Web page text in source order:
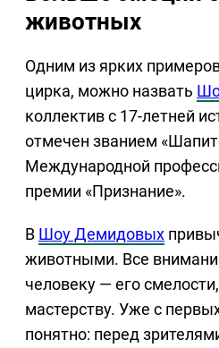
животных
Одним из ярких
цирка, можно назвать
коллектив с 17-летней
отмечен званием
Международной
премии «Признание».
В Шоу Демидовых
животными. Все
человеку — его
мастерству. Уже с
понятно: перед